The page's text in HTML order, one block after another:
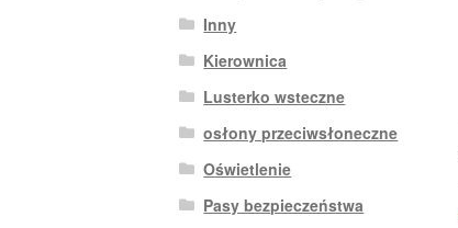
Inny
Kierownica
Lusterko wsteczne
osłony przeciwsłoneczne
Oświetlenie
Pasy bezpieczeństwa